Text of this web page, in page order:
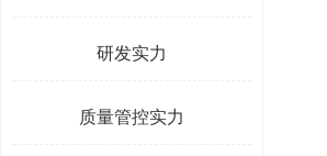
研发实力
质量管控实力